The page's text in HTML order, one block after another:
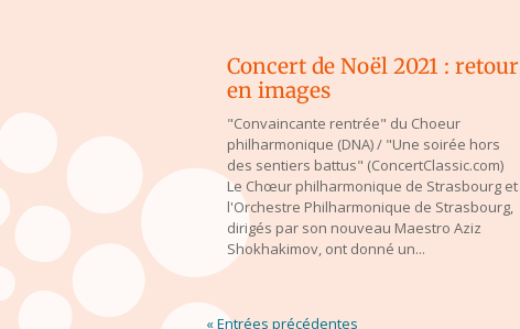
Concert de Noël 2021 : retour
en images
"Convaincante rentrée" du Choeur
philharmonique (DNA) / "Une soirée hors
des sentiers battus" (ConcertClassic.com)
Le Chœur philharmonique de Strasbourg et
l'Orchestre Philharmonique de Strasbourg,
dirigés par son nouveau Maestro Aziz
Shokhakimov, ont donné un...
« Entrées précédentes